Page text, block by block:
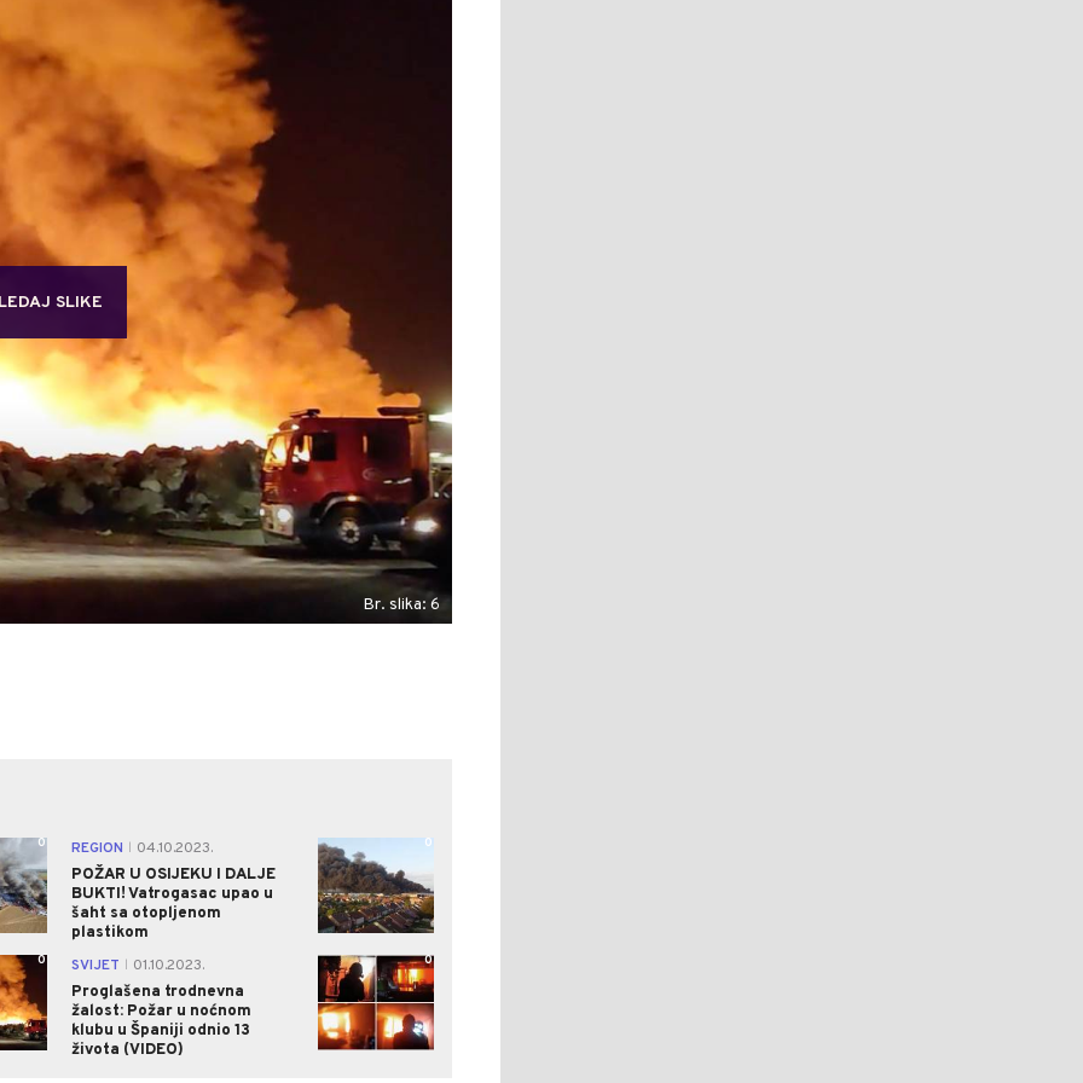
SLIKE
Br. slika: 6
0 REGION
04.10.2023.
POŽAR U OSIJEKU I DALJE
BUKTI! Vatrogasac upao u
šaht sa otopljenom
plastikom
0
0 SVIJET
01.10.2023.
Proglašena trodnevna
žalost: Požar u noćnom
klubu u Španiji odnio 13
života (VIDEO)
0